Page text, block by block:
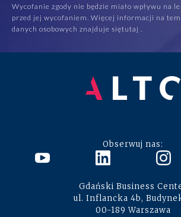
Wycofanie zgody nie będzie miało wpływu na
przed jej wycofaniem. Więcej informacji na
danych osobowych znajduje siętutaj
Obserwuj nas:
Gdański Business
ul. Inflancka 4b,
00-189 Warszawa